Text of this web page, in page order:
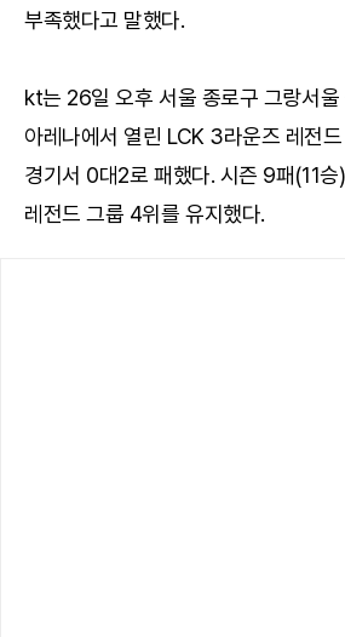
부족했다고 말했다.
kt는 26일 오후 서울 종로구 그랑서울
아레나에서 열린 LCK 3라운즈 레전
경기서 0대2로 패했다. 시즌 9패(11
레전드 그룹 4위를 유지했다.